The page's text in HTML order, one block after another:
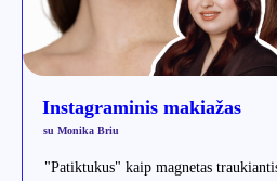
Instagraminis makiažas
su Monika Briu
"Patiktukus" kaip magnetas